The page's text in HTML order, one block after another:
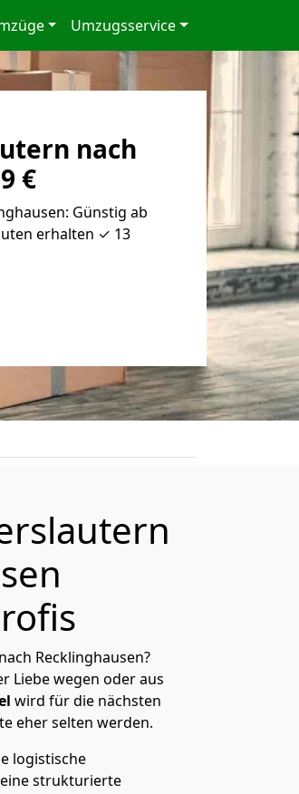
Umzugsservice
nach
€
Günstig ab
erhalten ✓ 13
Recklinghausen?
Liebe wegen oder aus
wird für die nächsten
eher selten werden.
logistische
strukturierte